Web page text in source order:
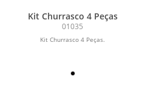
Kit Churrasco 4 Peças
01035
Kit Churrasco 4 Peças.